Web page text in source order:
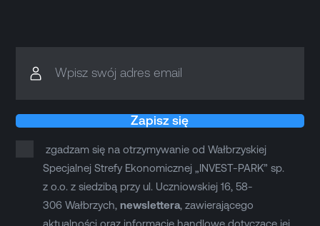
Wpisz swój adres email
Zapisz się
zgadzam się na otrzymywanie od Wałbrzyskiej
Specjalnej Strefy Ekonomicznej „INVEST-PARK” sp.
z o.o. z siedzibą przy ul. Uczniowskiej 16, 58-
306 Wałbrzych, newslettera, zawierającego
aktualności oraz informacje handlowe dotyczące jej